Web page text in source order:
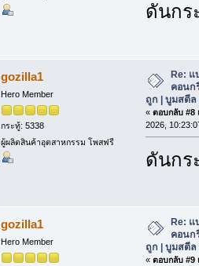
ดันก
gozilla1
Hero Member
กระทู้: 5338
ผู้ผลิตสินค้าอุตสาหกรรม โพสฟรี
Re: แ
คอนก
ถูก | บูมสตี
« ตอบกลับ #8
2026,
ดันก
gozilla1
Hero Member
Re: แ
คอนก
ถูก | บูมสตี
« ตอบกลับ #9